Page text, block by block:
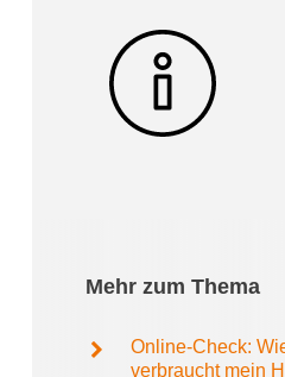
Mehr zum Thema
Online-Check:
verbraucht mein